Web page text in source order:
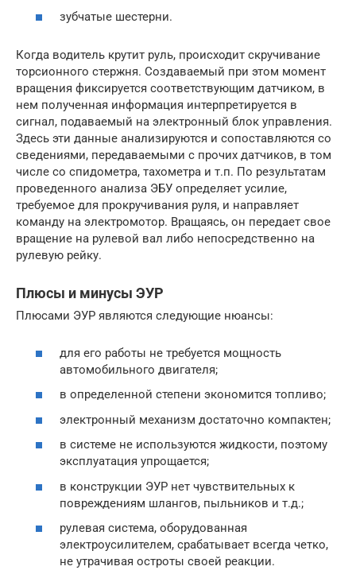
зубчатые шестерни.
Когда водитель крутит руль, происходит скручивание
торсионного стержня. Создаваемый при этом момент
вращения фиксируется соответствующим датчиком, в
нем полученная информация интерпретируется в
сигнал, подаваемый на электронный блок управления.
Здесь эти данные анализируются и сопоставляются со
сведениями, передаваемыми с прочих датчиков, в том
числе со спидометра, тахометра и т.п. По результатам
проведенного анализа ЭБУ определяет усилие,
требуемое для прокручивания руля, и направляет
команду на электромотор. Вращаясь, он передает свое
вращение на рулевой вал либо непосредственно на
рулевую рейку.
Плюсы и минусы ЭУР
Плюсами ЭУР являются следующие нюансы:
для его работы не требуется мощность
автомобильного двигателя;
в определенной степени экономится топливо;
электронный механизм достаточно компактен;
в системе не используются жидкости, поэтому
эксплуатация упрощается;
в конструкции ЭУР нет чувствительных к
повреждениям шлангов, пыльников и т.д.;
рулевая система, оборудованная
электроусилителем, срабатывает всегда четко,
не утрачивая остроты своей реакции.